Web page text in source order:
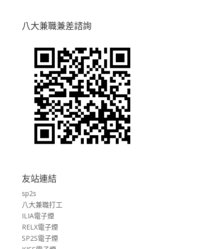
八大兼職兼差諮詢
友站連結
sp2s
八大兼職打工
ILIA電子煙
RELX電子煙
SP2S電子煙